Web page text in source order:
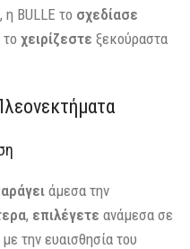
, η BULLE το σχεδίασε
χειρίζεστε ξεκούραστα
άμεσα την
, επιλέγετε ανάμεσα σε
την ευαισθησία του